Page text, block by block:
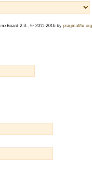
mxBoard 2.3., © 2011-2016 by pragmaMx.org